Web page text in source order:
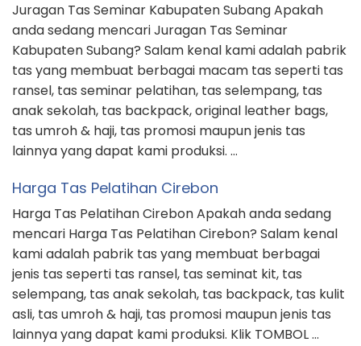
Juragan Tas Seminar Kabupaten Subang Apakah
anda sedang mencari Juragan Tas Seminar
Kabupaten Subang? Salam kenal kami adalah pabrik
tas yang membuat berbagai macam tas seperti tas
ransel, tas seminar pelatihan, tas selempang, tas
anak sekolah, tas backpack, original leather bags,
tas umroh & haji, tas promosi maupun jenis tas
lainnya yang dapat kami produksi. …
Harga Tas Pelatihan Cirebon
Harga Tas Pelatihan Cirebon Apakah anda sedang
mencari Harga Tas Pelatihan Cirebon? Salam kenal
kami adalah pabrik tas yang membuat berbagai
jenis tas seperti tas ransel, tas seminat kit, tas
selempang, tas anak sekolah, tas backpack, tas kulit
asli, tas umroh & haji, tas promosi maupun jenis tas
lainnya yang dapat kami produksi. Klik TOMBOL …